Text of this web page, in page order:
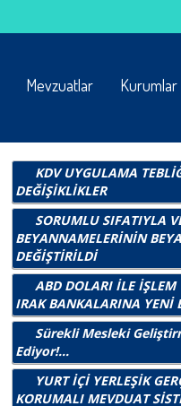
Mevzuatlar Kurumlar
KDV UYGULAMA
DEĞİŞİKLİKLER
SORUMLU SIFATIYLA
BEYANNAMELERİNİN
DEĞİŞTİRİLDİ
ABD DOLARI İLE
IRAK BANKALARINA YENİ
Sürekli Mesleki
Ediyor!...
YURT İÇİ YERLEŞİK
KORUMALI MEVDUAT